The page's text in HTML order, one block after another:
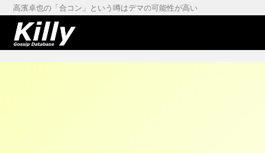
高濱卓也の「合コン」という噂はデマの可能性が高い